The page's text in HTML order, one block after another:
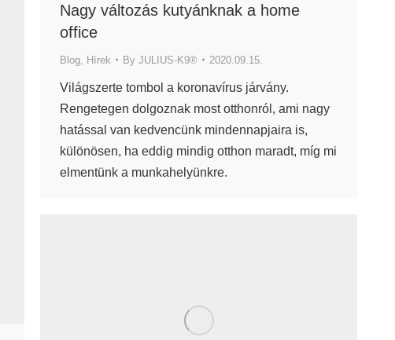
Nagy változás kutyánknak a home
office
Blog Hírek By JULIUS-K9® 2020.09.15.
Világszerte tombol a koronavírus járvány.
Rengetegen dolgoznak most otthonról, ami nagy
hatással van kedvencünk mindennapjaira is,
különösen, ha eddig mindig otthon maradt, míg mi
elmentünk a munkahelyünkre.